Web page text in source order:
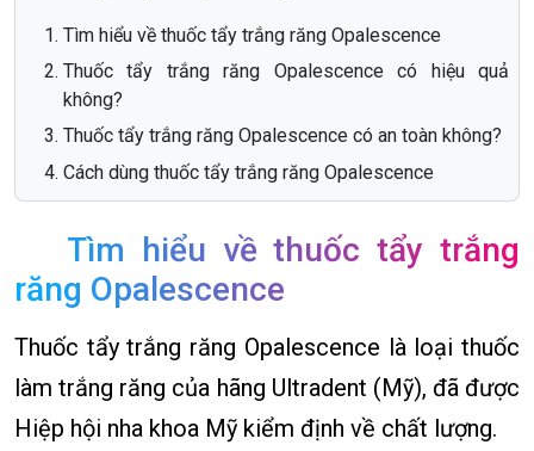
Tìm hiểu về thuốc tẩy trắng răng Opalescence
Thuốc tẩy trắng răng Opalescence có hiệu quả
không?
Thuốc tẩy trắng răng Opalescence có an toàn không?
Cách dùng thuốc tẩy trắng răng Opalescence
Tìm hiểu về thuốc tẩy trắng
răng Opalescence
Thuốc tẩy trắng răng Opalescence là loại thuốc
làm trắng răng của hãng Ultradent (Mỹ), đã được
Hiệp hội nha khoa Mỹ kiểm định về chất lượng.